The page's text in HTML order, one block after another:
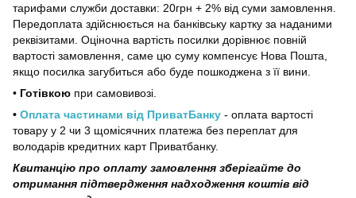
тарифами служби доставки: 20грн + 2% від суми замовлення.
Передоплата здійснюється на банківську картку за наданими
реквізитами. Оціночна вартість посилки дорівнює повній
вартості замовлення, саме цю суму компенсує Нова Пошта,
якщо посилка загубиться або буде пошкоджена з її вини.
• Готівкою при самовивозі.
• Оплата частинами від ПриватБанку - оплата вартості
товару у 2 чи 3 щомісячних платежа без переплат для
володарів кредитних карт Приватбанку.
Квитанцію про оплату замовлення зберігайте до
отримання підтвердження надходження коштів від